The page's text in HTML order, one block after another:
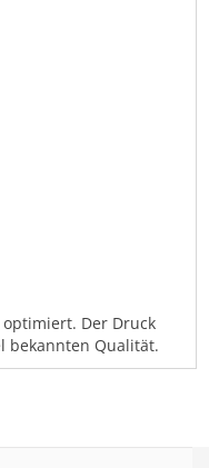
Der Druck
bekannten Qualität.